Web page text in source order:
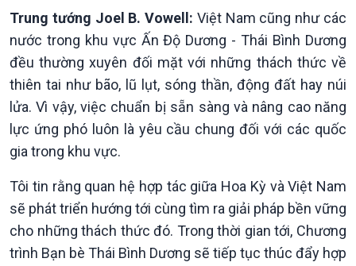
Văn hoá & Du lịch
Tin Văn hoá & Du lịch
Chát với người nổi tiếng
Câu chuyện Thể thao
Multimedia
Ảnh
Video
Infographic
E-Magazine
Trung tướng Joel B. Vowell: Việt Nam cũng như các
nước trong khu vực Ấn Độ Dương - Thái Bình Dương
đều thường xuyên đối mặt với những thách thức về
thiên tai như bão, lũ lụt, sóng thần, động đất hay núi
lửa. Vì vậy, việc chuẩn bị sẵn sàng và nâng cao năng
lực ứng phó luôn là yêu cầu chung đối với các quốc
gia trong khu vực.
Tôi tin rằng quan hệ hợp tác giữa Hoa Kỳ và Việt Nam
sẽ phát triển hướng tới cùng tìm ra giải pháp bền vững
cho những thách thức đó. Trong thời gian tới, Chương
trình Bạn bè Thái Bình Dương sẽ tiếp tục thúc đẩy hợp